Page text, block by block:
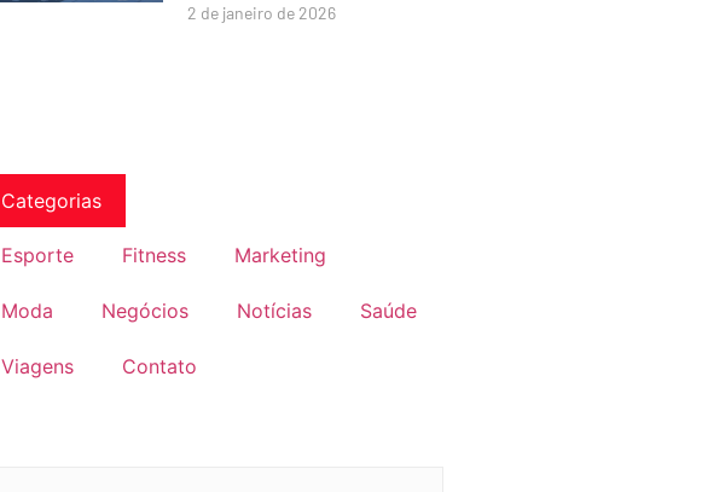
2 de janeiro de 2026
Categorias
Esporte Fitness Marketing
Moda Negócios Notícias Saúde
Viagens Contato